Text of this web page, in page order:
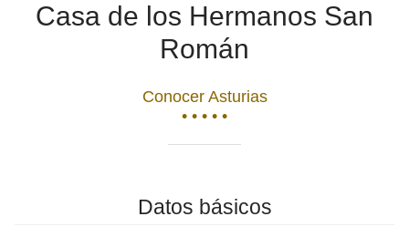
Casa de los Hermanos San
Román
Conocer Asturias
• • • • •
Datos básicos